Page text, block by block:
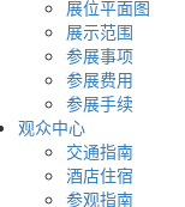
展位平面图
展示范围
参展事项
参展费用
参展手续
观众中心
交通指南
酒店住宿
参观指南